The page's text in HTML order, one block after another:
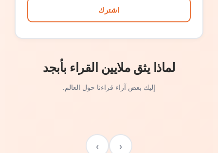
اشترك
لماذا يثق ملايين القراء بأبجد
إليك بعض آراء قراءنا حول العالم.
‹
›